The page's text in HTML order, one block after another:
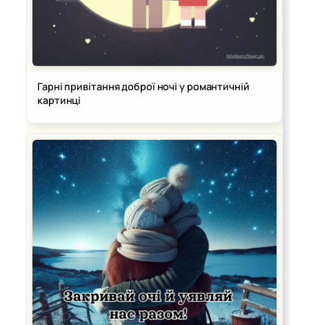
Гарні привітання доброї ночі у романтичній
картинці